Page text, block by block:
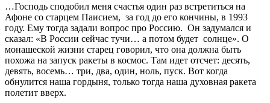
…Господь сподобил меня счастья один раз встретиться на
Афоне со старцем Паисием, за год до его кончины, в 1993
году. Ему тогда задали вопрос про Россию. Он задумался и
сказал: «В России сейчас тучи… а потом будет солнце». О
монашеской жизни старец говорил, что она должна быть
похожа на запуск ракеты в космос. Там идет отсчет: десять,
девять, восемь… три, два, один, ноль, пуск. Вот когда
обнулится наша гордыня, только тогда наша духовная ракета
полетит вверх.